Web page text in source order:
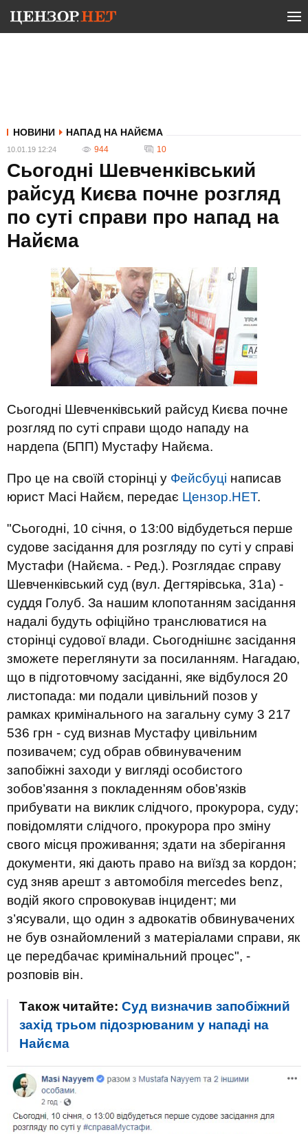
НОВИНИ НАПАД НА НАЙЄМА
10.01.19 12:24 944 10
Сьогодні Шевченківський
райсуд Києва почне розгляд
по суті справи про напад на
Найєма
Сьогодні Шевченківський райсуд Києва почне
розгляд по суті справи щодо нападу на
нардепа (БПП) Мустафу Найєма.
Про це на своїй сторінці у Фейсбуці написав
юрист Масі Найєм, передає Цензор.НЕТ.
"Сьогодні, 10 січня, о 13:00 відбудеться перше
судове засідання для розгляду по суті у справі
Мустафи (Найєма. - Ред.). Розглядає справу
Шевченківський суд (вул. Дегтярівська, 31а) -
суддя Голуб. За нашим клопотанням засідання
надалі будуть офіційно транслюватися на
сторінці судової влади. Сьогоднішнє засідання
зможете переглянути за посиланням. Нагадаю,
що в підготовчому засіданні, яке відбулося 20
листопада: ми подали цивільний позов у
рамках кримінального на загальну суму 3 217
536 грн - суд визнав Мустафу цивільним
позивачем; суд обрав обвинуваченим
запобіжні заходи у вигляді особистого
зобов’язання з покладенням обов’язків
прибувати на виклик слідчого, прокурора, суду;
повідомляти слідчого, прокурора про зміну
свого місця проживання; здати на зберігання
документи, які дають право на виїзд за кордон;
суд зняв арешт з автомобіля mercedes benz,
водій якого спровокував інцидент; ми
з’ясували, що один з адвокатів обвинувачених
не був ознайомлений з матеріалами справи, як
це передбачає кримінальний процес", -
розповів він.
Також читайте: Суд визначив запобіжний
захід трьом підозрюваним у нападі на
Найєма